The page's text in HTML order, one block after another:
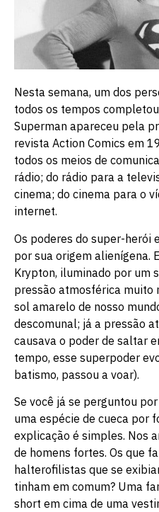
Nesta semana, um dos
todos os tempos
Superman apareceu pela
revista Action Comics em
todos os meios de
rádio; do rádio para a
cinema; do cinema para o
internet.
Os poderes do super-herói
por sua origem alienígena.
Krypton, iluminado por um
pressão atmosférica muito
sol amarelo de nosso
descomunal; já a pressão
causava o poder de saltar
tempo, esse superpoder
batismo, passou a voar).
Se você já se perguntou
uma espécie de cueca por
explicação é simples. Nos
de homens fortes. Os que
halterofilistas que se
tinham em comum? Uma
short em cima de uma